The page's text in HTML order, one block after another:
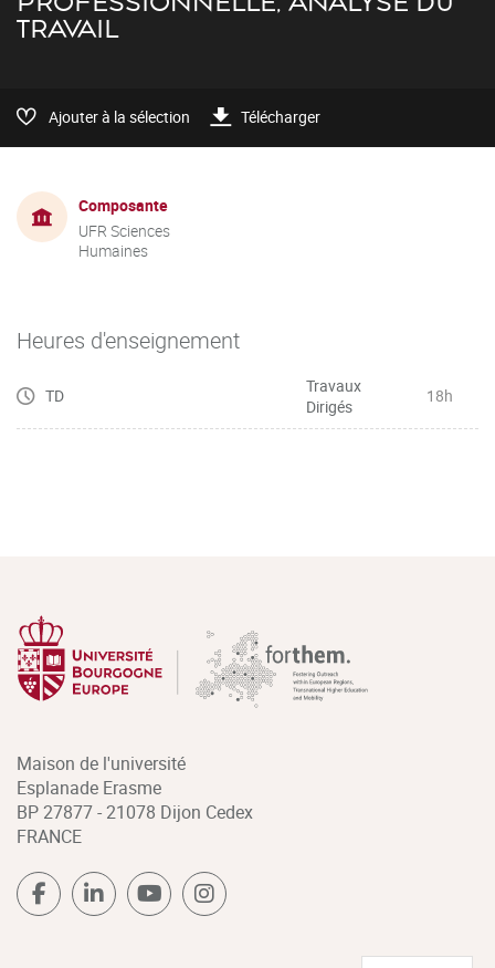
TRAVAIL
Ajouter à la sélection Télécharger
Composante
UFR Sciences
Humaines
Heures d'enseignement
TD
Travaux
Dirigés
18h
Maison de l'université
Esplanade Erasme
BP 27877 - 21078 Dijon Cedex
FRANCE